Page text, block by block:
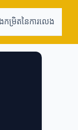
កម្រិតនៃការលេង